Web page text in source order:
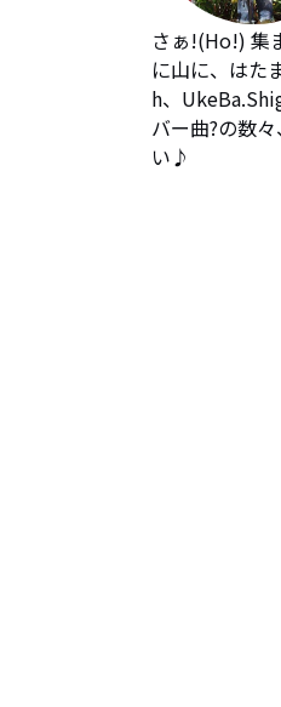
さぁ!(Ho!) 集
に山に、はた
h、
バー曲?の数
い♪